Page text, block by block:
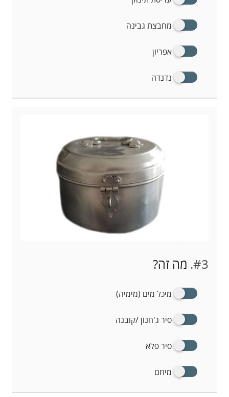
מחבצת גבינה
אפריון
נדנדה
#3. מה זה?
מיכל מים (מימיה)
סיר ג'חנון /קובנה
סיר פלא
מיחם